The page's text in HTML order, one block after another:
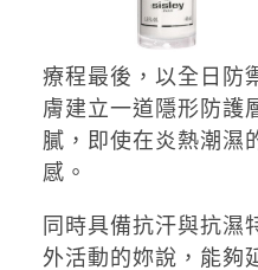
療程最後，以全日防
膚建立一道隱形防護
膩，即使在炎熱潮濕
感。
同時具備抗汗與抗濕
外活動的妳說，能夠